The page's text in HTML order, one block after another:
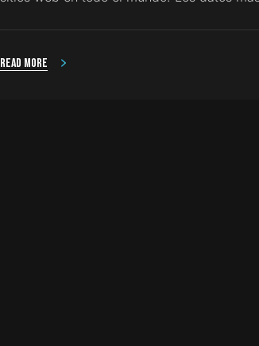
Read more